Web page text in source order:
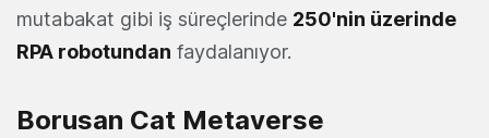
mutabakat gibi iş süreçlerinde 250'nin üzerinde
RPA robotundan faydalanıyor.
Borusan Cat Metaverse